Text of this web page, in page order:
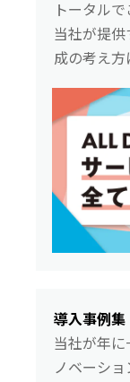
トータル
当社が提
成の考え方
導入事例集
当社が年
ノベーシ